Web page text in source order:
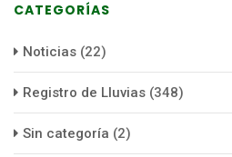
CATEGORÍAS
Noticias (22)
Registro de Lluvias (348)
Sin categoría (2)